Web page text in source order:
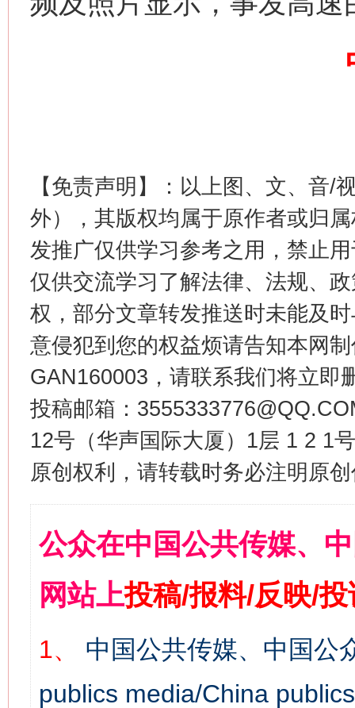
【免责声明】：以上图、文、音/
外），其版权均属于原作者或归
发推广仅供学习参考之用，禁止
仅供交流学习了解法律、法规、
权，部分文章转发推送时未能及
意侵犯到您的权益烦请告知本网
GAN160003，请联系我们将立即
投稿邮箱：
12号（华声国际大厦）1层 1 2 1
原创权利，请转载时务必注明原
公众在中国公共传媒、
网站上投稿/报料/反映/
1、
中国公共传媒、中国公
publics media/China